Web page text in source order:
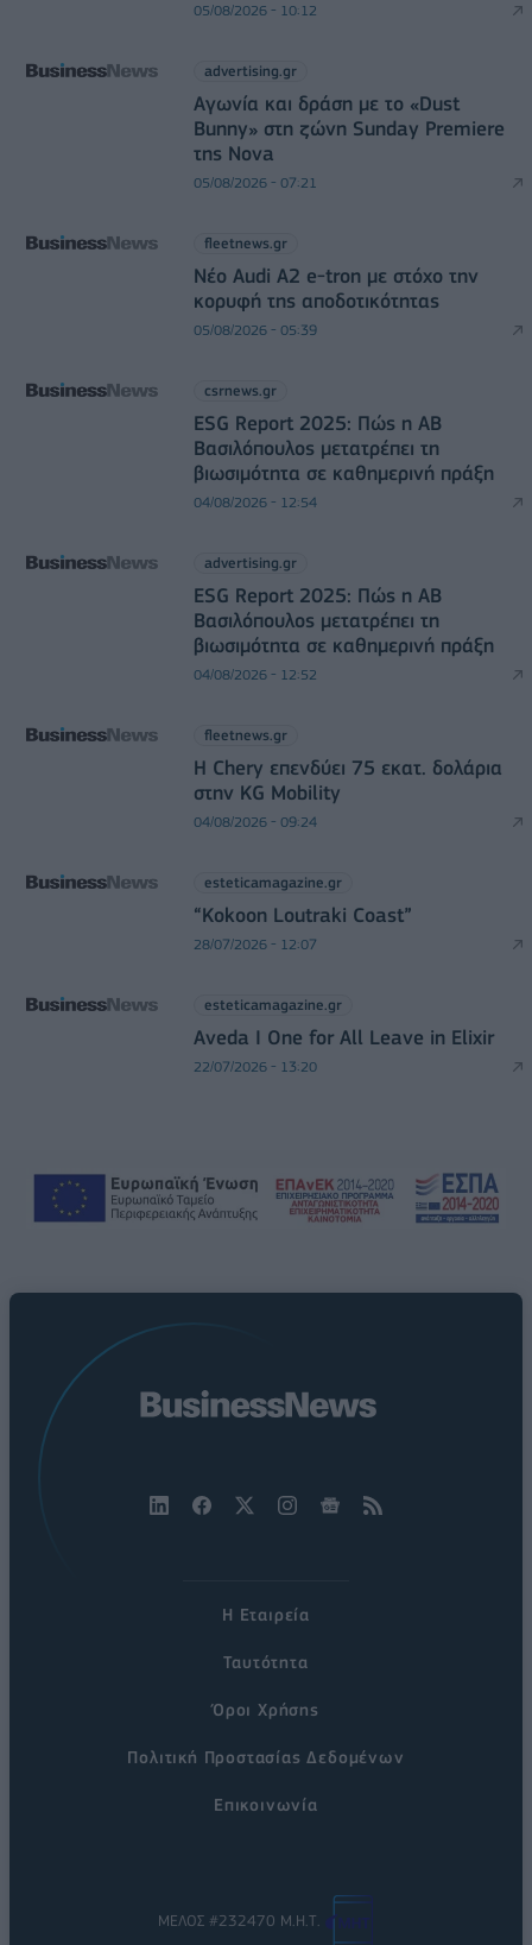
05/08/2026 - 10:12
advertising.gr
Αγωνία και δράση με το «Dust
Bunny» στη ζώνη Sunday Premiere
της Nova
05/08/2026 - 07:21
fleetnews.gr
Νέο Audi A2 e-tron με στόχο την
κορυφή της αποδοτικότητας
05/08/2026 - 05:39
csrnews.gr
ESG Report 2025: Πώς η ΑΒ
Βασιλόπουλος μετατρέπει τη
βιωσιμότητα σε καθημερινή πράξη
04/08/2026 - 12:54
advertising.gr
ESG Report 2025: Πώς η ΑΒ
Βασιλόπουλος μετατρέπει τη
βιωσιμότητα σε καθημερινή πράξη
04/08/2026 - 12:52
fleetnews.gr
Η Chery επενδύει 75 εκατ. δολάρια
στην KG Mobility
04/08/2026 - 09:24
esteticamagazine.gr
“Kokoon Loutraki Coast”
28/07/2026 - 12:07
esteticamagazine.gr
Aveda I One for All Leave in Elixir
22/07/2026 - 13:20
Η Εταιρεία
Ταυτότητα
Όροι Χρήσης
Πολιτική Προστασίας Δεδομένων
Επικοινωνία
ΜΕΛΟΣ #232470 Μ.Η.Τ.